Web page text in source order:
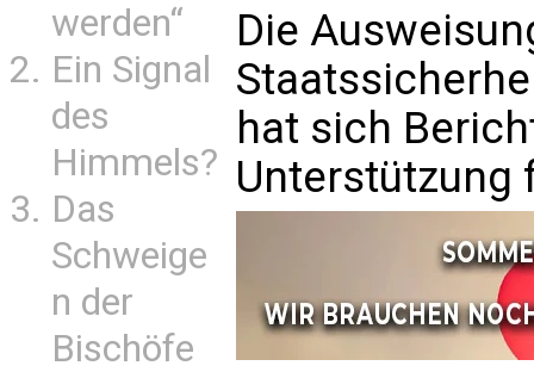
werden“
Ein Signal
des
Himmels?
Das
Schweige
n der
Bischöfe
Die
hat sich
Unterstützung